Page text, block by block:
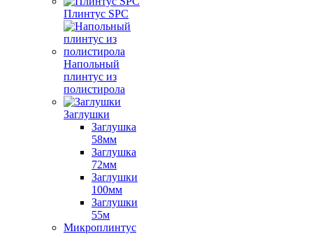
Плинтус SPC
Напольный
плинтус из
полистирола
Заглушки
Заглушка
58мм
Заглушка
72мм
Заглушки
100мм
Заглушки
55м
Микроплинтус